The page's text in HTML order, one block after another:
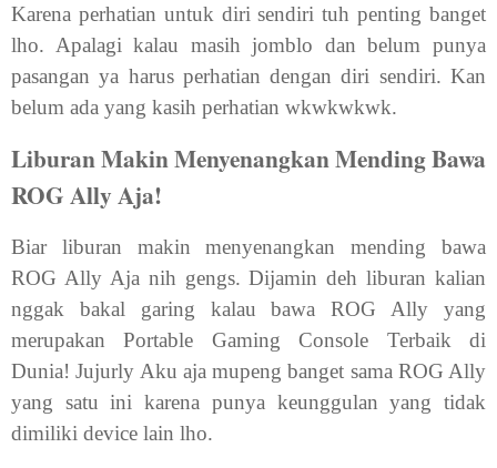
Karena perhatian untuk diri sendiri tuh penting banget
lho. Apalagi kalau masih jomblo dan belum punya
pasangan ya harus perhatian dengan diri sendiri. Kan
belum ada yang kasih perhatian wkwkwkwk.
Liburan Makin Menyenangkan Mending Bawa
ROG Ally Aja!
Biar liburan makin menyenangkan mending bawa
ROG Ally Aja nih gengs. Dijamin deh liburan kalian
nggak bakal garing kalau bawa ROG Ally yang
merupakan Portable Gaming Console Terbaik di
Dunia! Jujurly Aku aja mupeng banget sama ROG Ally
yang satu ini karena punya keunggulan yang tidak
dimiliki device lain lho.